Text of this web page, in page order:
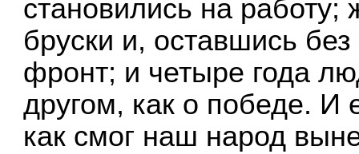
становились на
бруски и, оставшись
фронт; и четыре года
другом, как о победе. И
как смог наш народ